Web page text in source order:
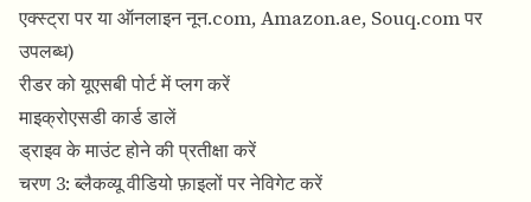
एक्स्ट्रा पर या ऑनलाइन नून.com, Amazon.ae, Souq.com पर
उपलब्ध)
रीडर को यूएसबी पोर्ट में प्लग करें
माइक्रोएसडी कार्ड डालें
ड्राइव के माउंट होने की प्रतीक्षा करें
चरण 3: ब्लैकव्यू वीडियो फ़ाइलों पर नेविगेट करें